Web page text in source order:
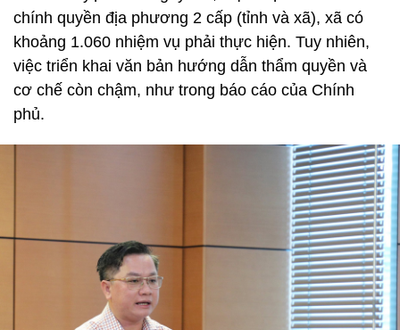
chính quyền địa phương 2 cấp (tỉnh và xã), xã có
khoảng 1.060 nhiệm vụ phải thực hiện. Tuy nhiên,
việc triển khai văn bản hướng dẫn thẩm quyền và
cơ chế còn chậm, như trong báo cáo của Chính
phủ.